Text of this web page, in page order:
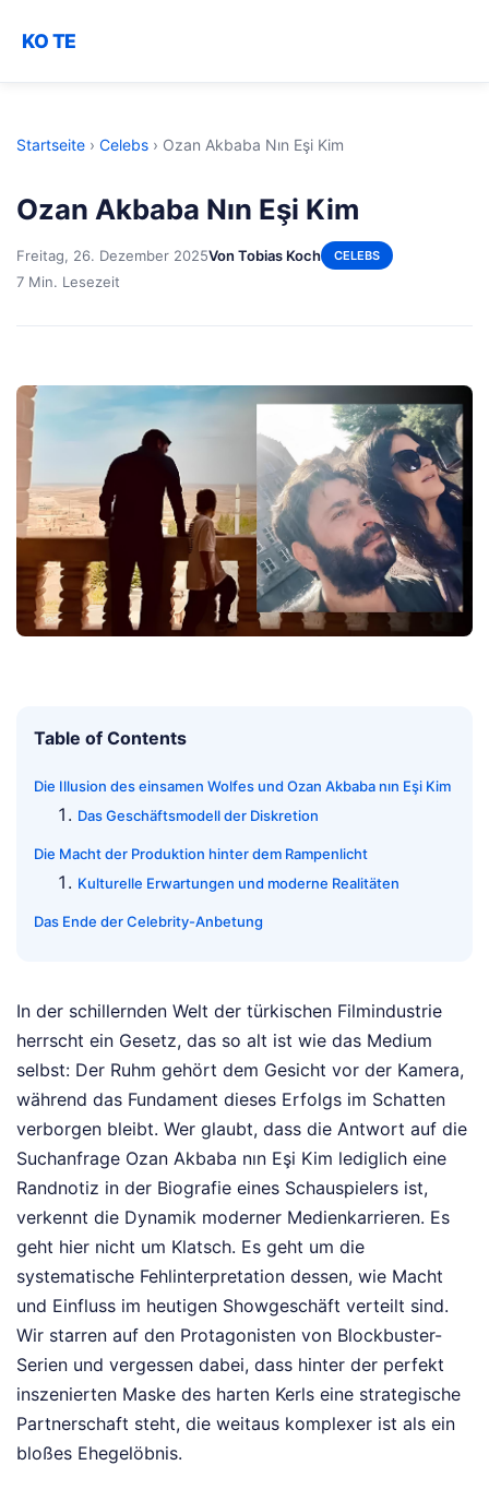
KO TE
Startseite › Celebs › Ozan Akbaba Nın Eşi Kim
Ozan Akbaba Nın Eşi Kim
Freitag, 26. Dezember 2025Von Tobias Koch CELEBS
7 Min. Lesezeit
Table of Contents
Die Illusion des einsamen Wolfes und Ozan Akbaba nın Eşi Kim
Das Geschäftsmodell der Diskretion
Die Macht der Produktion hinter dem Rampenlicht
Kulturelle Erwartungen und moderne Realitäten
Das Ende der Celebrity-Anbetung
In der schillernden Welt der türkischen Filmindustrie
herrscht ein Gesetz, das so alt ist wie das Medium
selbst: Der Ruhm gehört dem Gesicht vor der Kamera,
während das Fundament dieses Erfolgs im Schatten
verborgen bleibt. Wer glaubt, dass die Antwort auf die
Suchanfrage Ozan Akbaba nın Eşi Kim lediglich eine
Randnotiz in der Biografie eines Schauspielers ist,
verkennt die Dynamik moderner Medienkarrieren. Es
geht hier nicht um Klatsch. Es geht um die
systematische Fehlinterpretation dessen, wie Macht
und Einfluss im heutigen Showgeschäft verteilt sind.
Wir starren auf den Protagonisten von Blockbuster-
Serien und vergessen dabei, dass hinter der perfekt
inszenierten Maske des harten Kerls eine strategische
Partnerschaft steht, die weitaus komplexer ist als ein
bloßes Ehegelöbnis.